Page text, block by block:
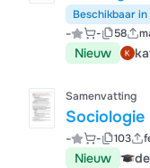
Beschikbaar
- - 58
Nieuw
Samenvatting
Sociologie
- - 103
Nieuw